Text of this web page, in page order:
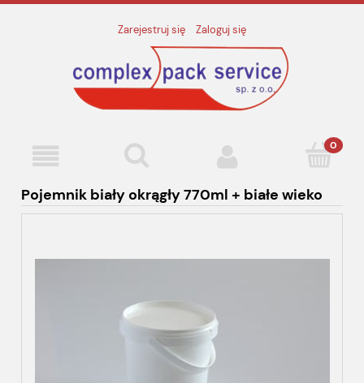
Zarejestruj się Zaloguj się
Pojemnik biały okrągły 770ml + białe wieko